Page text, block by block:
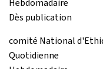
Hebdomadaire
Dès publication
comité National
Quotidienne